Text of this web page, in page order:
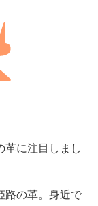
革に注目しまし
路の革。身近で